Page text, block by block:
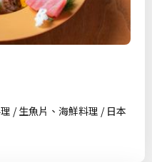
/ 生魚片、海鮮料理 / 日本